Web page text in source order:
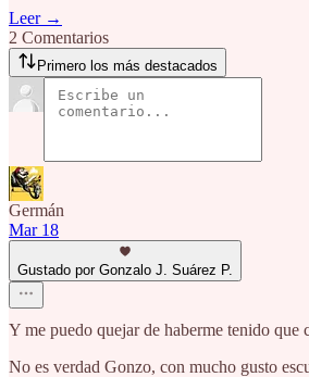
Leer →
2 Comentarios
Primero los más destacados
Germán
Mar 18
Gustado por Gonzalo J. Suárez P.
Y me puedo quejar de haberme tenido
No es verdad Gonzo, con mucho gusto